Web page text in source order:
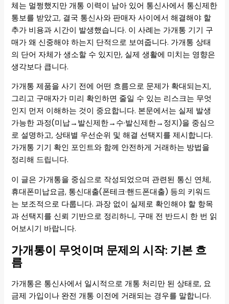
체는 멀쩡했지만 개통 이력이 남아 있어 통신사에서 통신제한
통보를 받았고, 결국 통신사와 판매자 사이에서 해결해야 할
추가 비용과 시간이 발생했습니다. 이 사례는 가개통 기기 구
매가 왜 신중해야 하는지 단적으로 보여줍니다. 가개통 상태
의 단어 자체가 생소할 수 있지만, 실제 생활에 미치는 영향은
생각보다 큽니다.
가개통 제품을 사기 전에 어떤 흐름으로 문제가 확대되는지,
그리고 구매자가 미리 확인하면 줄일 수 있는 리스크는 무엇
인지 먼저 이해하는 것이 중요합니다. 본문에서는 실제 발생
가능한 과정(미납→발신제한→수·발신제한→정지)을 중심으
로 설명하고, 상태별 우선순위 및 해결 선택지를 제시합니다.
가개통 기기 확인 포인트와 함께 안전하게 거래하는 방법을
정리해 드립니다.
이 글은 가개통을 중심으로 작성되었으며 관련된 통신 연체,
휴대폰미납요금, 통신대출(폰테크·핸드폰대출) 등의 키워드
는 보조적으로 다룹니다. 과장 없이 실제로 확인해야 할 항목
과 선택지를 신뢰 기반으로 정리하니, 구매 전 반드시 한 번 읽
어보시기 바랍니다.
가개통이 무엇이며 문제의 시작: 기본 흐
름
가개통은 통신사에서 일시적으로 개통 처리만 된 상태로, 요
금제 가입이나 완전 개통 이전에 거래되는 경우를 말합니다.